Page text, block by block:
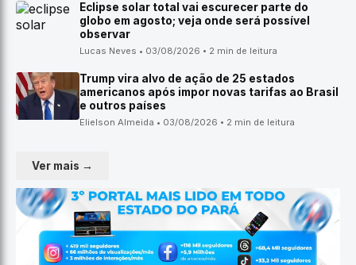
Eclipse solar total vai escurecer parte do
globo em agosto; veja onde será possível
observar
Lucas Neves • 03/08/2026 • 2 min de leitura
Trump vira alvo de ação de 25 estados
americanos após impor novas tarifas ao Brasil
e outros países
Elielson Almeida • 03/08/2026 • 2 min de leitura
Ver mais →